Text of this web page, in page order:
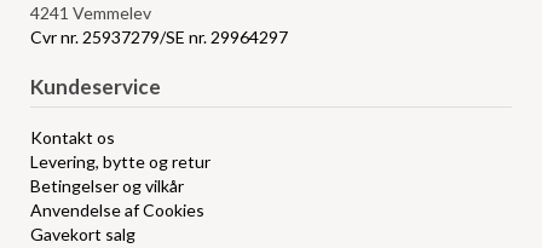
4241 Vemmelev
Cvr nr. 25937279/SE nr. 29964297
Kundeservice
Kontakt os
Levering, bytte og retur
Betingelser og vilkår
Anvendelse af Cookies
Gavekort salg